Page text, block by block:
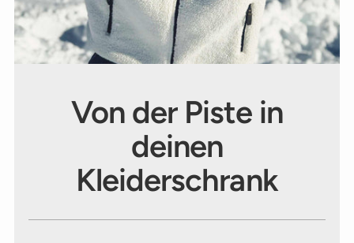
Von der Piste in
deinen
Kleiderschrank